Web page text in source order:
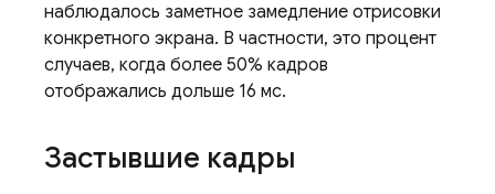
наблюдалось заметное замедление отрисовки
конкретного экрана. В частности, это процент
случаев, когда более 50% кадров
отображались дольше 16 мс.
Застывшие кадры